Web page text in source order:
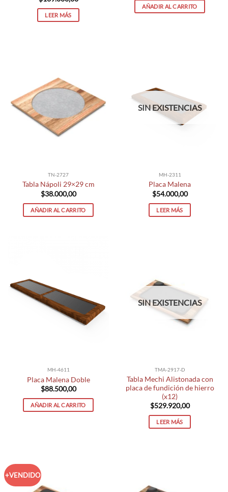
LEER MÁS
AÑADIR AL CARRITO
TN-2727
Tabla Nápoli 29×29 cm
$38.000,00
AÑADIR AL CARRITO
SIN EXISTENCIAS
MH-2311
Placa Malena
$54.000,00
LEER MÁS
MH-4611
Placa Malena Doble
$88.500,00
AÑADIR AL CARRITO
SIN EXISTENCIAS
TMA-2917-D
Tabla Mechi Alistonada con
placa de fundición de hierro
(x12)
$529.920,00
LEER MÁS
+VENDIDO